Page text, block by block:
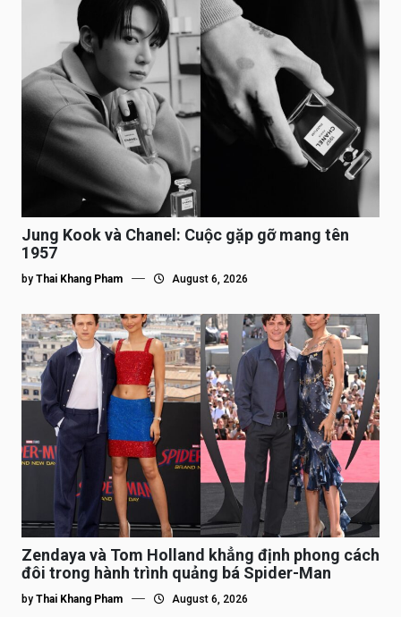
Jung Kook và Chanel: Cuộc gặp gỡ mang tên
1957
by Thai Khang Pham August 6, 2026
Zendaya và Tom Holland khẳng định phong cách
đôi trong hành trình quảng bá Spider-Man
by Thai Khang Pham August 6, 2026